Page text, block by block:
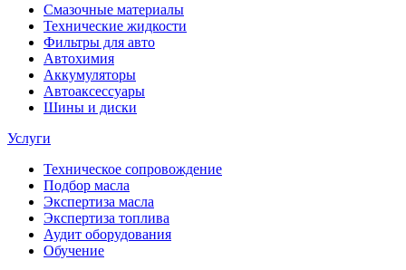
Смазочные материалы
Технические жидкости
Фильтры для авто
Автохимия
Аккумуляторы
Автоаксессуары
Шины и диски
Услуги
Техническое сопровождение
Подбор масла
Экспертиза масла
Экспертиза топлива
Аудит оборудования
Обучение